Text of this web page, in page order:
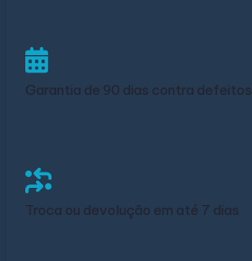
Garantia de 90 dias contra defeitos
Troca ou devolução em até 7 dias